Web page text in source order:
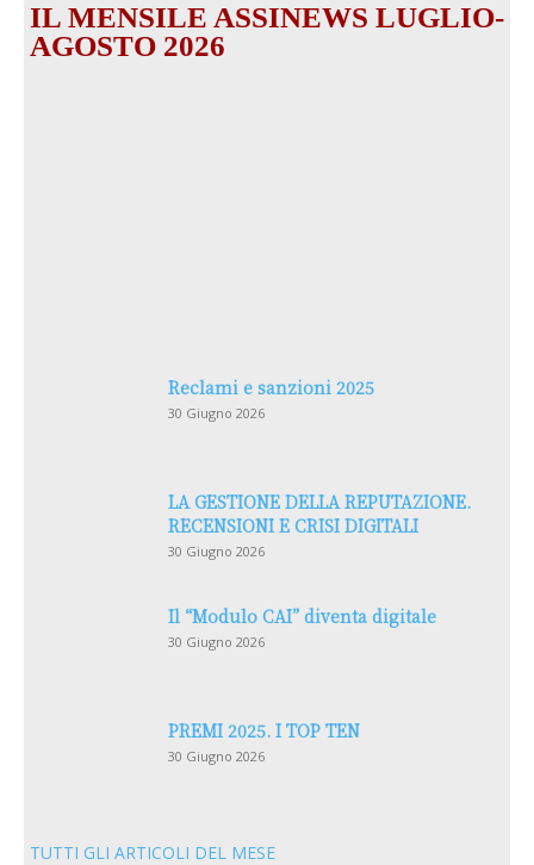
IL MENSILE ASSINEWS LUGLIO-
AGOSTO 2026
Reclami e sanzioni 2025
30 Giugno 2026
LA GESTIONE DELLA REPUTAZIONE.
RECENSIONI E CRISI DIGITALI
30 Giugno 2026
Il “Modulo CAI” diventa digitale
30 Giugno 2026
PREMI 2025. I TOP TEN
30 Giugno 2026
TUTTI GLI ARTICOLI DEL MESE